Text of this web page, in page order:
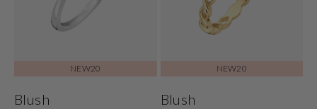
NEW20
Blush
NEW20
Blush